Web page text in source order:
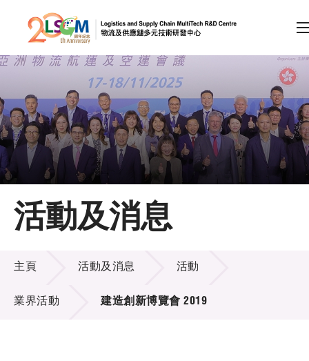
跳到內容（按回車鍵）
會員登入
A A EN 繁 简
主頁
關於LSCM
技術商品化
項目及資助計劃
活動及消息
活動及消息
活動及消息
主頁 活動及消息 活動
業界活動 建造創新博覽會 2019